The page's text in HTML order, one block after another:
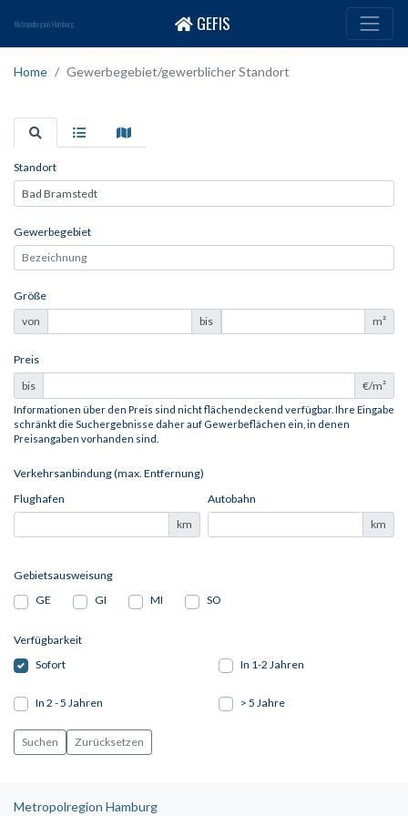
Metropolregion Hamburg GEFIS
Home Gewerbegebiet/gewerblicher Standort
Standort
Gewerbegebiet
Größe
von
bis m²
Preis
bis
€/m²
Informationen über den Preis sind nicht flächendeckend verfügbar. Ihre Eingabe
schränkt die Suchergebnisse daher auf Gewerbeflächen ein, in denen
Preisangaben vorhanden sind.
Verkehrsanbindung (max. Entfernung)
Flughafen
km
Autobahn
km
Gebietsausweisung
GE
GI MI SO
Verfügbarkeit
Sofort
In 1-2 Jahren
In 2 - 5 Jahren > 5 Jahre
Metropolregion Hamburg